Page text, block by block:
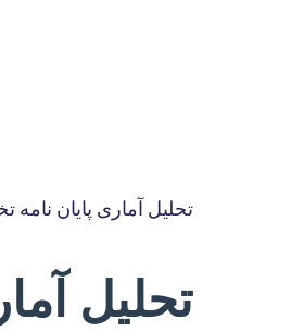
تحلیل آماری پایان
تحلیل